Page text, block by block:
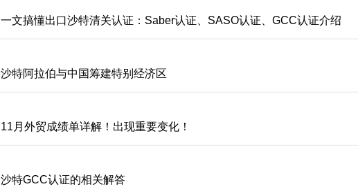
一文搞懂出口沙特清关认证：Saber认证、SASO认证、GCC认证介绍
沙特阿拉伯与中国筹建特别经济区
11月外贸成绩单详解！出现重要变化！
沙特GCC认证的相关解答